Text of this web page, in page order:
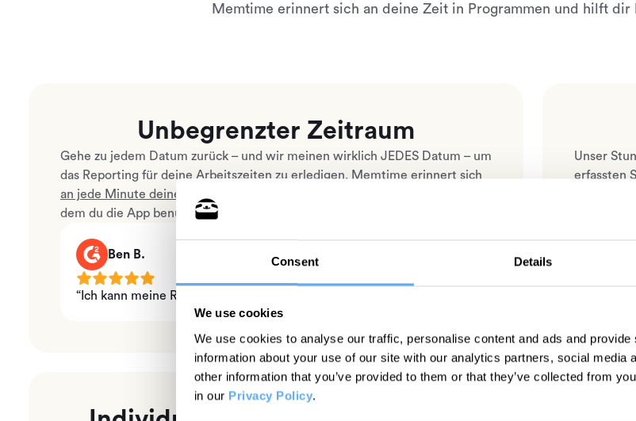
Consent Details
We use cookies
We use cookies to analyse our traffic, personalise content and ads and
information about your use of our site with our analytics partners, social media
other information that you’ve provided to them or that they’ve collected from
in our Privacy Policy.
Memtime erinnert sich an deine Zeit in Programmen und hilft
Unbegrenzter Zeitraum
Gehe zu jedem Datum zurück – und wir meinen wirklich JEDES Datum – um
das Reporting für deine Arbeitszeiten zu erledigen. Memtime erinnert sich
an jede Minute deiner Zeit
dem du die App benutzt.
Ben B.
“Ich kann meine Reports super einfach anpassen.”
Unser
erfassten
welche
“Wir